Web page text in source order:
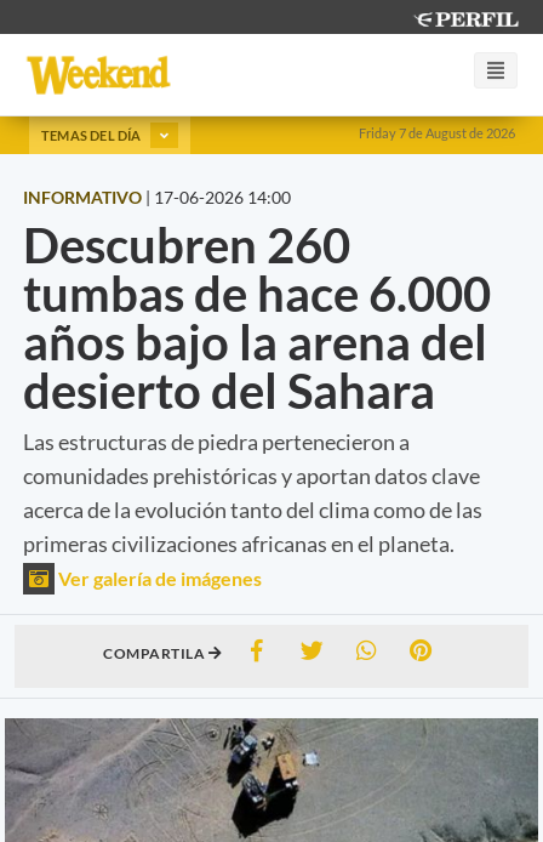
Friday 7 de August de 2026
TEMAS DEL DÍA
INFORMATIVO | 17-06-2026 14:00
Descubren 260
tumbas de hace 6.000
años bajo la arena del
desierto del Sahara
Las estructuras de piedra pertenecieron a
comunidades prehistóricas y aportan datos clave
acerca de la evolución tanto del clima como de las
primeras civilizaciones africanas en el planeta.
Ver galería de imágenes
COMPARTILA